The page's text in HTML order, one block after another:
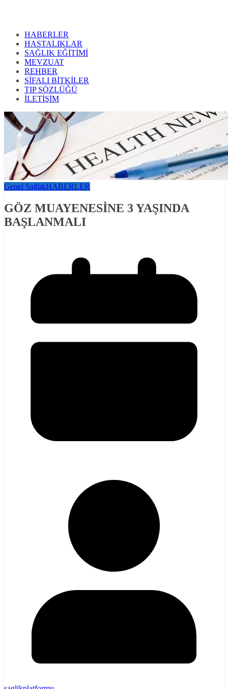
HABERLER
HASTALIKLAR
SAĞLIK EĞİTİMİ
MEVZUAT
REHBER
SİFALI BİTKİLER
TIP SÖZLÜĞÜ
İLETİŞİM
Genel SağlıkHABERLER
GÖZ MUAYENESİNE 3 YAŞINDA
BAŞLANMALI